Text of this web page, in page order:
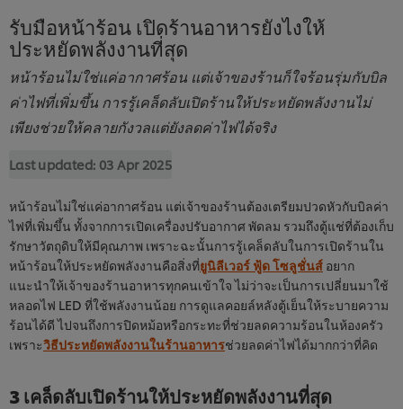
รับมือหน้าร้อน เปิดร้านอาหารยังไงให้
ประหยัดพลังงานที่สุด
หน้าร้อนไม่ใช่แค่อากาศร้อน แต่เจ้าของร้านก็ใจร้อนรุ่มกับบิล
ค่าไฟที่เพิ่มขึ้น การรู้เคล็ดลับเปิดร้านให้ประหยัดพลังงานไม่
เพียงช่วยให้คลายกังวลแต่ยังลดค่าไฟได้จริง
Last updated: 03 Apr 2025
หน้าร้อนไม่ใช่แค่อากาศร้อน แต่เจ้าของร้านต้องเตรียมปวดหัวกับบิลค่า
ไฟที่เพิ่มขึ้น ทั้งจากการเปิดเครื่องปรับอากาศ พัดลม รวมถึงตู้แช่ที่ต้องเก็บ
รักษาวัตถุดิบให้มีคุณภาพ เพราะฉะนั้นการรู้เคล็ดลับในการเปิดร้านใน
หน้าร้อนให้ประหยัดพลังงานคือสิ่งที่ยูนิลีเวอร์ ฟู้ด โซลูชั่นส์ อยาก
แนะนำให้เจ้าของร้านอาหารทุกคนเข้าใจ ไม่ว่าจะเป็นการเปลี่ยนมาใช้
หลอดไฟ LED ที่ใช้พลังงานน้อย การดูแลคอยล์หลังตู้เย็นให้ระบายความ
ร้อนได้ดี ไปจนถึงการปิดหม้อหรือกระทะที่ช่วยลดความร้อนในห้องครัว
เพราะวิธีประหยัดพลังงานในร้านอาหารช่วยลดค่าไฟได้มากกว่าที่คิด
3 เคล็ดลับเปิดร้านให้ประหยัดพลังงานที่สุด